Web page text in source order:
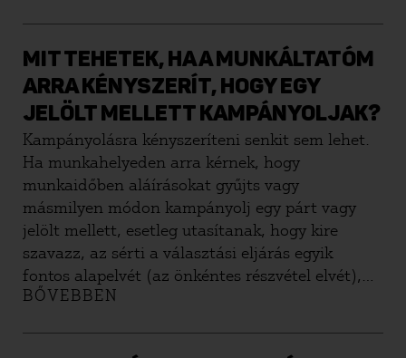
gyülekezésekhez képest vannak speciális
szabályai. Ebben a tájékoztatóban összeszedtük,
mit kell tudni a választási gyűlésekről
szervezőként és résztvevőként.
MIT TEHETEK, HA A MUNKÁLTATÓM
ARRA KÉNYSZERÍT, HOGY EGY
JELÖLT MELLETT KAMPÁNYOLJAK?
Kampányolásra kényszeríteni senkit sem lehet.
Ha munkahelyeden arra kérnek, hogy
munkaidőben aláírásokat gyűjts vagy
másmilyen módon kampányolj egy párt vagy
jelölt mellett, esetleg utasítanak, hogy kire
szavazz, az sérti a választási eljárás egyik
fontos alapelvét (az önkéntes részvétel elvét),
tehát jogellenes. Ebben a tájékoztatóban leírjuk,
BŐVEBBEN